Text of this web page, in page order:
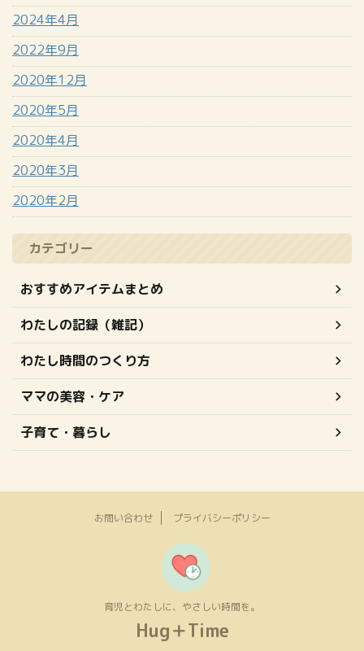
2024年4月
2022年9月
2020年12月
2020年5月
2020年4月
2020年3月
2020年2月
カテゴリー
おすすめアイテムまとめ
わたしの記録（雑記）
わたし時間のつくり方
ママの美容・ケア
子育て・暮らし
お問い合わせ プライバシーポリシー
育児とわたしに、やさしい時間を。
Hug＋Time